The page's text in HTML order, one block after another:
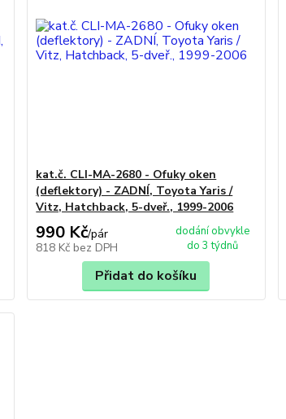
kat.č. CLI-MA-2680 - Ofuky oken
(deflektory) - ZADNÍ, Toyota Yaris /
Vitz, Hatchback, 5-dveř., 1999-2006
990 Kč/pár
818 Kč bez DPH
dodání obvykle
do 3 týdnů
Přidat do košíku